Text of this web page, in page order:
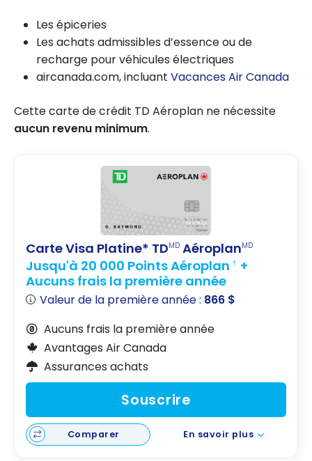
Les épiceries
Les achats admissibles d’essence ou de
recharge pour véhicules électriques
aircanada.com, incluant Vacances Air Canada
Cette carte de crédit TD Aéroplan ne nécessite
aucun revenu minimum.
Carte Visa Platine* TDMD AéroplanMD
Jusqu'à 20 000 Points Aéroplan † +
Aucuns frais la première année
Valeur de la première année : 866 $
Aucuns frais la première année
Avantages Air Canada
Assurances achats
Souscrire
Comparer En savoir plus